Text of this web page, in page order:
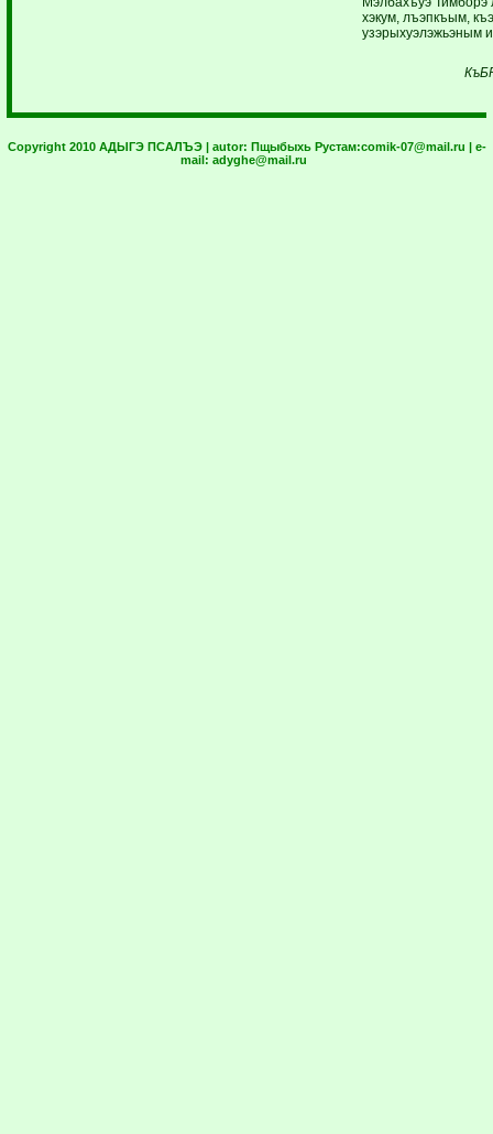
хэкум, лъэпкъым,
узэрыхуэлэжьэным
Copyright 2010 АДЫГЭ ПСАЛЪЭ | autor: Пщыбыхь Рустам:comik-07@mail.ru | e-
mail: adyghe@mail.ru